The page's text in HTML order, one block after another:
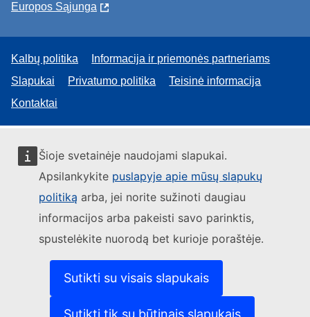
Šioje svetainėje naudojami slapukai.
Apsilankykite puslapyje apie mūsų slapukų
politiką arba, jei norite sužinoti daugiau
informacijos arba pakeisti savo parinktis,
spustelėkite nuorodą bet kurioje poraštėje.
Sutikti su visais slapukais
Sutikti tik su būtinais slapukais
Europos Sąjunga
Kalbų politika
Informacija ir priemonės partneriams
Slapukai
Privatumo politika
Teisinė informacija
Kontaktai